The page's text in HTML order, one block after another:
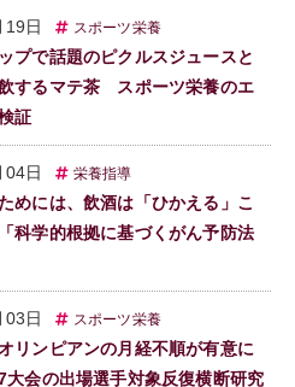
日 スポーツ栄養
プで話題のピクルスジュースと
するマテ茶 スポーツ栄養のエ
証
日 栄養指導
めには、飲酒は「ひかえる」こ
科学的根拠に基づくがん予防法
日 スポーツ栄養
リンピアンの月経不順が有意に
会の出場選手対象反復横断研究